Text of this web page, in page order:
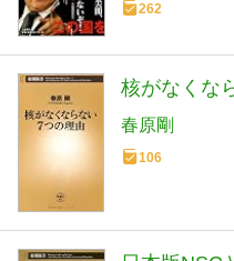
262
核がなくな
春原剛
106